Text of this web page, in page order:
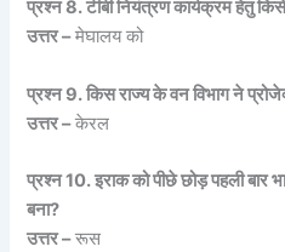
प्रश्न 8. टीबी नियंत्रण कार्यक्रम हेतु
उत्तर –मेघालय को
प्रश्न 9. किस राज्य के वन विभाग ने
उत्तर –केरल
प्रश्न 10. इराक को पीछे छोड़ पहली बार
बना?
उत्तर –रूस